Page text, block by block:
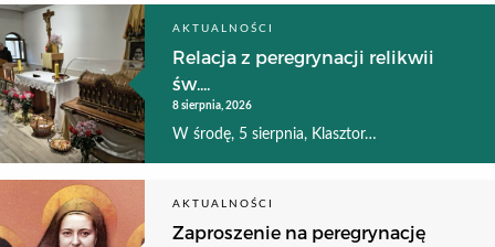
AKTUALNOŚCI
Relacja z peregrynacji relikwii
św....
8 sierpnia, 2026
W środę, 5 sierpnia, Klasztor…
AKTUALNOŚCI
Zaproszenie na peregrynację